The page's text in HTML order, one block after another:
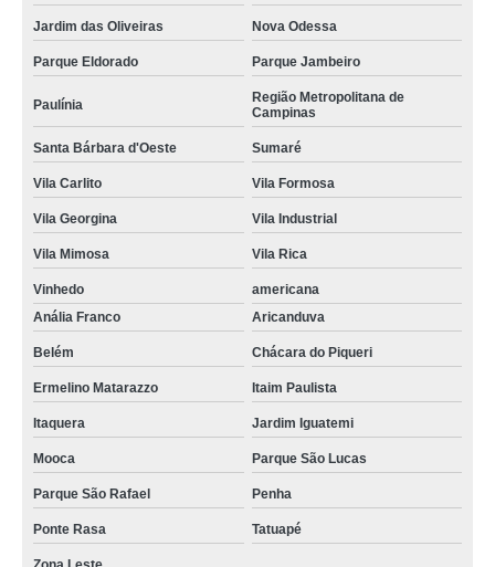
Jardim das Oliveiras Nova Odessa
Parque Eldorado Parque Jambeiro
Paulínia
Região Metropolitana de
Campinas
Santa Bárbara d'Oeste Sumaré
Vila Carlito Vila Formosa
Vila Georgina Vila Industrial
Vila Mimosa Vila Rica
Vinhedo
americana
Anália Franco
Aricanduva
Belém Chácara do Piqueri
Ermelino Matarazzo Itaim Paulista
Itaquera Jardim Iguatemi
Mooca Parque São Lucas
Parque São Rafael Penha
Ponte Rasa Tatuapé